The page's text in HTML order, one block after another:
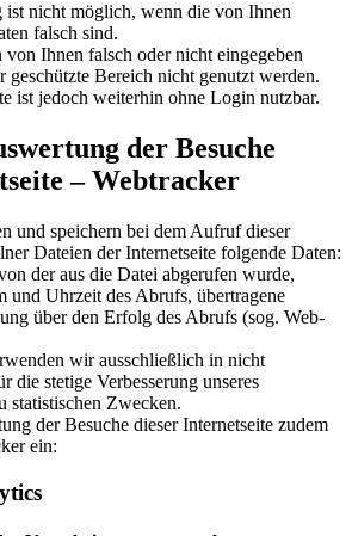
ist nicht möglich, wenn die von Ihnen
falsch sind.
von Ihnen falsch oder nicht eingegeben
geschützte Bereich nicht genutzt werden.
ist jedoch weiterhin ohne Login nutzbar.
der Besuche
– Webtracker
und speichern bei dem Aufruf dieser
Dateien der Internetseite folgende Daten:
der aus die Datei abgerufen wurde,
und Uhrzeit des Abrufs, übertragene
über den Erfolg des Abrufs (sog. Web-
wir ausschließlich in nicht
die stetige Verbesserung unseres
statistischen Zwecken.
der Besuche dieser Internetseite zudem
ein: